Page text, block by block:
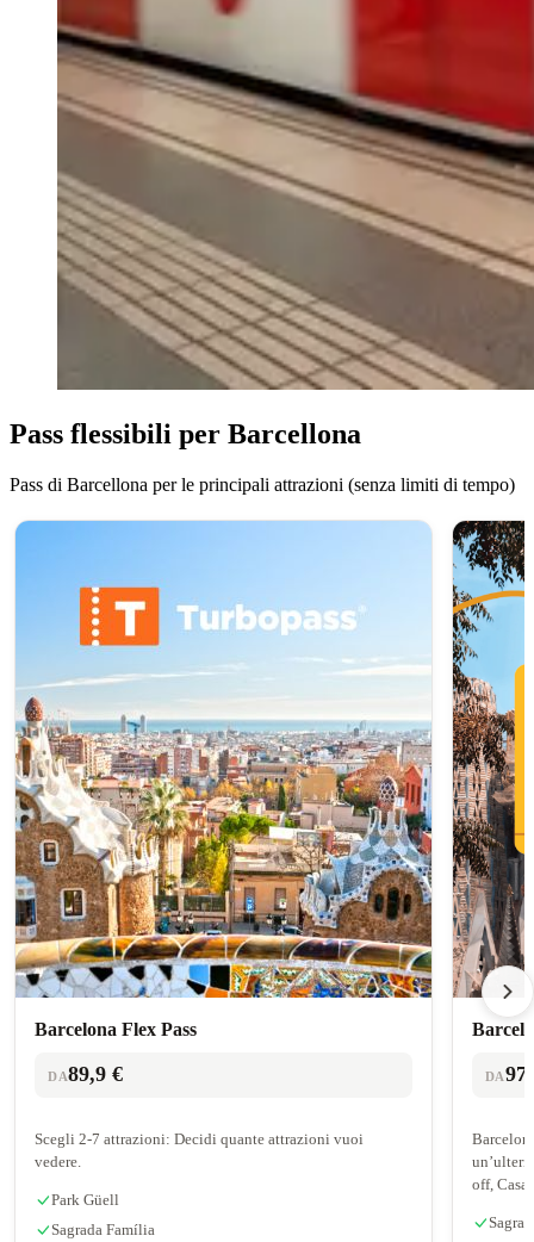
Pass flessibili per Barcellona
Pass di Barcellona per le principali attrazioni (senza limiti di tempo)
Barcelona Flex Pass
DA89,9 €
Scegli 2-7 attrazioni: Decidi quante attrazioni vuoi
vedere.
Park Güell
Sagrada Família
DA97
off, Casa